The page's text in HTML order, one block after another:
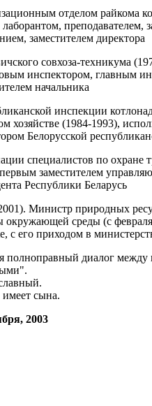
отделом райкома
лаборантом, преподавателем,
заместителем директора
совхоза-техникума
инспектором, главным
начальника
инспекции
хозяйстве (1984-1993),
Белорусской
специалистов по охране
заместителем
Республики Беларусь
Министр природных
окружающей среды (с
с его приходом в
полноправный диалог между
сына.
2003